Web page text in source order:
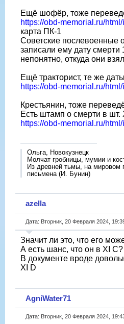
Ещë шофëр, тоже
https://obd-memorial.ru/
карта ПК-1
Советские послевоенные
записали ему дату смерти
непонятно, откуда они
Ещë тракторист, те же
https://obd-memorial.ru/
Крестьянин, тоже
Есть штамп о смерти в шт.
https://obd-memorial.ru/
Ольга, Новокузнецк
Молчат гробницы, мумии и
Из древней тьмы, на мировом
письмена (И. Бунин)
azella
Дата: Вторник, 20 Февраля 2024,
Значит ли это, что его
А есть шанс, что он в XI C?
В документе вроде
XI D
AgniWater71
Дата: Вторник, 20 Февраля 2024,